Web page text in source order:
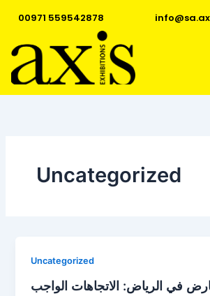
content
00971 559542878
Uncategorized
Uncategorized
في الرياض: الاتجاهات الواجب